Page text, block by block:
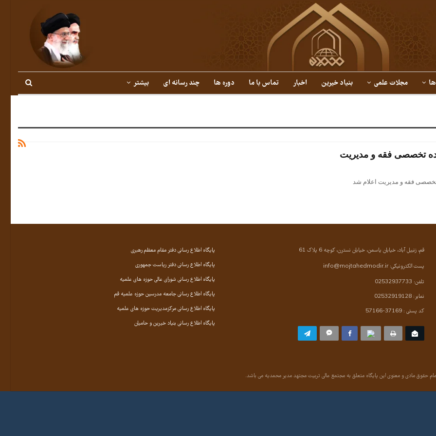
مجلات علمی بنیاد خیرین اخبار تماس با ما دوره ها چند رسانه ای بیشتر
تخصصی فقه و مدیریت
فقه و مدیریت اعلام شد
قم، زنبیل آباد، خیابان یاسمن، خیابان نسترن، کوچه 6 پلاک 61
پست الکترونیکی:info@mojtahedmodir.ir
تلفن: 02532937733
نمابر: 02532919128
کد پستی : 37169-57166
پایگاه اطلاع رسانی دفتر مقام معظم رهبری
پایگاه اطلاع رسانی دفتر ریاست جمهوری
پایگاه اطلاع رسانی شورای عالی حوزه های علمیه
پایگاه اطلاع رسانی جامعه مدرسین حوزه علمیه قم
پایگاه اطلاع رسانی مرکزمدیریت حوزه های علمیه
پایگاه اطلاع رسانی بنیاد خیرین و حامیان
حقوق مادی و معنوی این پایگاه متعلق به مجتمع عالی تربیت مجتهد مدیر محمدیه می باشد.